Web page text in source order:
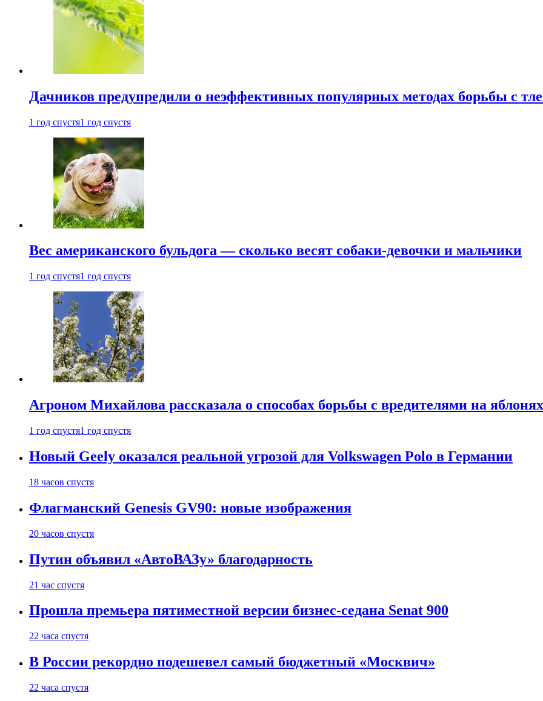
Дачников предупредили о неэффективных популярных методах борьбы с
1 год спустя1 год спустя
Вес американского бульдога — сколько весят собаки-девочки и мальчики
1 год спустя1 год спустя
Агроном Михайлова рассказала о способах борьбы с вредителями на яблонях
1 год спустя1 год спустя
Новый Geely оказался реальной угрозой для Volkswagen Polo в Германии
18 часов спустя
Флагманский Genesis GV90: новые изображения
20 часов спустя
Путин объявил «АвтоВАЗу» благодарность
21 час спустя
Прошла премьера пятиместной версии бизнес-седана Senat 900
22 часа спустя
В России рекордно подешевел самый бюджетный «Москвич»
22 часа спустя